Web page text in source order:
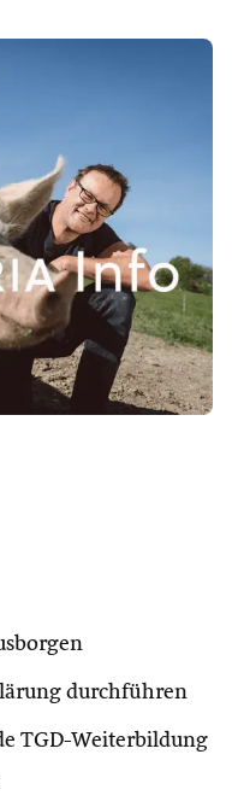
durchführen
TGD-Weiterbildung